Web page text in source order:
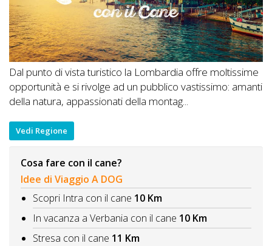
Dal punto di vista turistico la Lombardia offre moltissime
opportunità e si rivolge ad un pubblico vastissimo: amanti
della natura, appassionati della montag...
Vedi Regione
Cosa fare con il cane?
Idee di Viaggio A DOG
Scopri Intra con il cane 10 Km
In vacanza a Verbania con il cane 10 Km
Stresa con il cane 11 Km